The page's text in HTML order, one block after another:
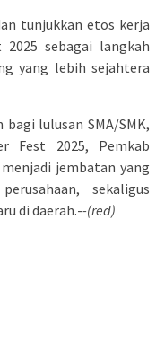
tunjukkan etos kerja
sebagai langkah
yang lebih sejahtera
lulusan SMA/SMK,
Fest 2025, Pemkab
jembatan yang
sekaligus
di daerah.--(red)